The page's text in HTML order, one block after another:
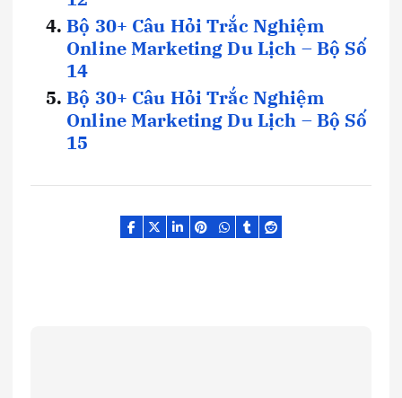
Bộ 30+ Câu Hỏi Trắc Nghiệm
Online Marketing Du Lịch – Bộ Số
14
Bộ 30+ Câu Hỏi Trắc Nghiệm
Online Marketing Du Lịch – Bộ Số
15